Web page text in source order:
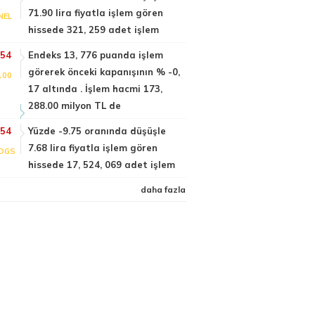
71.90 lira fiyatla işlem gören
hissede 321, 259 adet işlem
Endeks 13, 776 puanda işlem
görerek önceki kapanışının % -0,
17 altında . İşlem hacmi 173,
288.00 milyon TL de
Yüzde -9.75 oranında düşüşle
7.68 lira fiyatla işlem gören
hissede 17, 524, 069 adet işlem
daha fazla